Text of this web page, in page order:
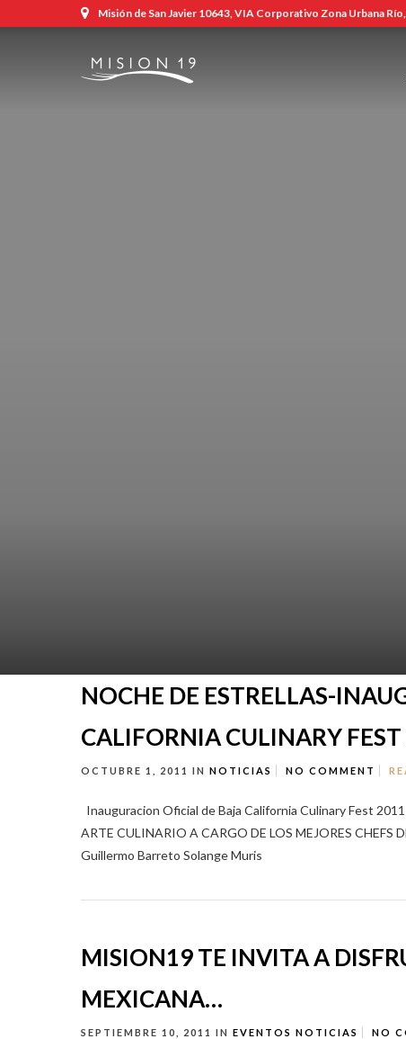
Misión de San Javier 10643, VIA Corporativo Zona Urbana
NOCHE DE ESTRELLAS-
CALIFORNIA CULINARY
OCTUBRE 1, 2011 IN NOTICIAS NO COMMENT
Inauguracion Oficial de Baja California Culinary Fest
ARTE CULINARIO A CARGO DE LOS MEJORES
Guillermo Barreto Solange Muris
MISION19 TE INVITA A
MEXICANA…
SEPTIEMBRE 10, 2011 IN EVENTOS NOTICIAS NO